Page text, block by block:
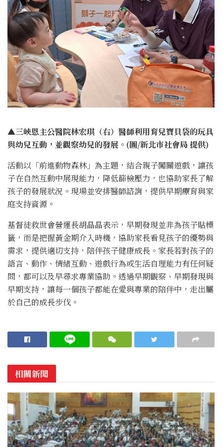
▲三峽恩主公醫院林宏琪（右）醫師利用育兒寶貝袋的玩具
與幼兒互動，並觀察幼兒的發展。(圖/新北市社會局 提供)
活動以「前進動物森林」為主題，結合親子闖關遊戲，讓孩
子在自然互動中展現能力，降低篩檢壓力，也協助家長了解
孩子的發展狀況。現場並安排醫師諮詢，提供早期療育與家
庭支持資源。
基督徒救世會營運長胡晶晶表示，早期發現並非為孩子貼標
籤，而是把握黃金期介入時機，協助家長看見孩子的優勢與
需求，提供適切支持，陪伴孩子健康成長。家長若對孩子的
語言、動作、情緒互動、遊戲行為或生活自理能力有任何疑
問，都可以及早尋求專業協助。透過早期觀察、早期發現與
早期支持，讓每一個孩子都能在愛與專業的陪伴中，走出屬
於自己的成長步伐。
相關新聞